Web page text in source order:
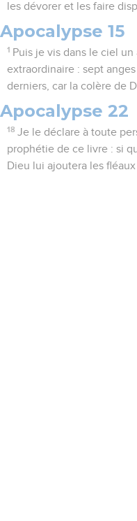
les dévorer et les faire
Apocalypse 15
1 Puis je vis dans le ciel
extraordinaire : sept
derniers, car la colère de
Apocalypse 22
18 Je le déclare à toute
prophétie de ce livre : si
Dieu lui ajoutera les